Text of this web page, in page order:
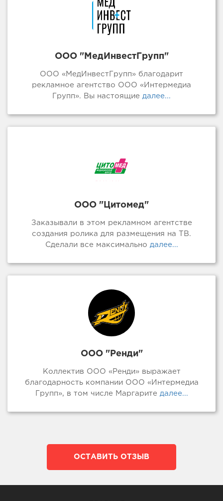
ООО "МедИнвестГрупп"
ООО «МедИнвестГрупп» благодарит
рекламное агентство ООО «Интермедиа
Групп». Вы настоящие далее...
ООО "Цитомед"
Заказывали в этом рекламном агентстве
создания ролика для размещения на ТВ.
Сделали все максимально далее...
ООО "Ренди"
Коллектив ООО «Ренди» выражает
благодарность компании ООО «Интермедиа
Групп», в том числе Маргарите далее...
ОСТАВИТЬ ОТЗЫВ